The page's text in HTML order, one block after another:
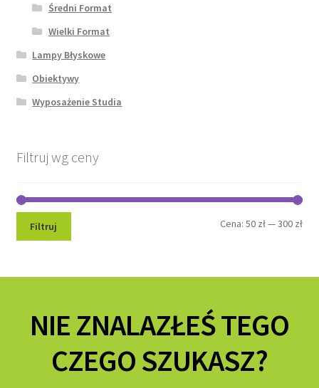
Średni Format
Wielki Format
Lampy Błyskowe
Obiektywy
Wyposażenie Studia
Filtruj wg ceny
Filtruj Cena:50 zł—300 zł
NIE ZNALAZŁEŚ TEGO
CZEGO SZUKASZ?